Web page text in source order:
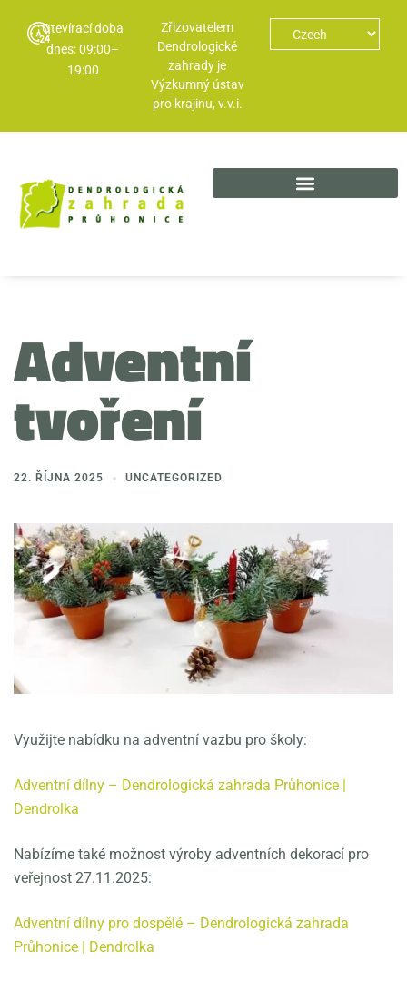
Otevírací doba
dnes: 09:00–
19:00
Zřizovatelem
Dendrologické
zahrady je
Výzkumný ústav
pro krajinu, v.v.i.
Adventní
tvoření
22. ŘÍJNA 2025 UNCATEGORIZED
Využijte nabídku na adventní vazbu pro školy:
Adventní dílny – Dendrologická zahrada Průhonice |
Dendrolka
Nabízíme také možnost výroby adventních dekorací pro
veřejnost 27.11.2025:
Adventní dílny pro dospělé – Dendrologická zahrada
Průhonice | Dendrolka